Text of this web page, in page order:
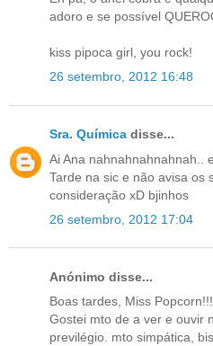
adoro e se possível
kiss pipoca girl, you rock!
26 setembro, 2012 16:48
Sra. Química disse...
Ai Ana nahnahnahnahnah..
Tarde na sic e não avisa os
consideração xD bjinhos
26 setembro, 2012 17:04
Anónimo disse...
Boas tardes, Miss Popcorn!!!
Gostei mto de a ver e ouvir
previlégio. mto simpática,